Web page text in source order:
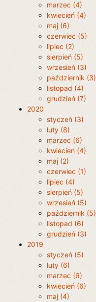
marzec (4)
kwiecień (4)
maj (6)
czerwiec (5)
lipiec (2)
sierpień (5)
wrzesień (3)
październik (3)
listopad (4)
grudzień (7)
2020
styczeń (3)
luty (8)
marzec (6)
kwiecień (4)
maj (2)
czerwiec (1)
lipiec (4)
sierpień (5)
wrzesień (5)
październik (5)
listopad (6)
grudzień (3)
2019
styczeń (5)
luty (6)
marzec (6)
kwiecień (6)
maj (4)